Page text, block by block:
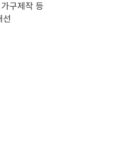
구제작 등
선